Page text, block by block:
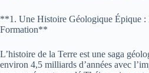
**1. Une Histoire Géologique Épique :
Formation**
L’histoire de la Terre est une saga
environ 4,5 milliards d’années avec